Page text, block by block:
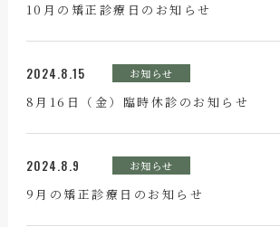
10月の矯正診療日のお知らせ
2024.8.15 お知らせ
8月16日（金）臨時休診のお知らせ
2024.8.9 お知らせ
9月の矯正診療日のお知らせ